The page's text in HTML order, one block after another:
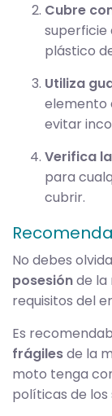
Cubre
superficie
plástico
Utiliza
elemento
evitar
Verifica
para
cubrir.
No debes
posesiónde la
requisitos del
Es
frágilesde la
moto tenga
políticas de los